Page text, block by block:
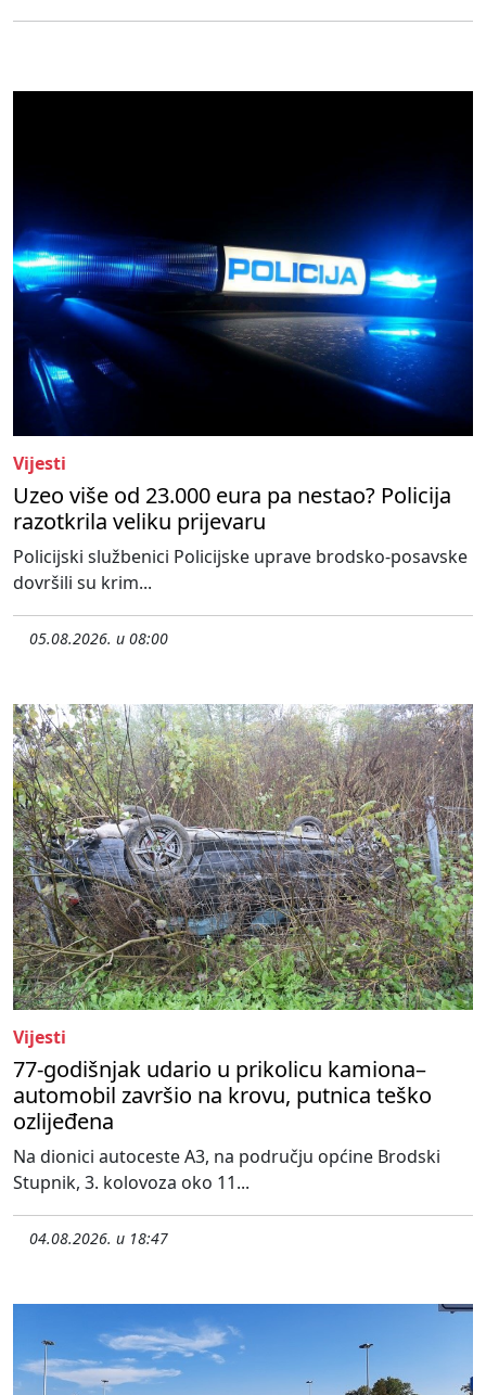
Vijesti
Uzeo više od 23.000 eura pa nestao? Policija
razotkrila veliku prijevaru
Policijski službenici Policijske uprave brodsko-posavske
dovršili su krim...
05.08.2026. u 08:00
Vijesti
77-godišnjak udario u prikolicu kamiona–
automobil završio na krovu, putnica teško
ozlijeđena
Na dionici autoceste A3, na području općine Brodski
Stupnik, 3. kolovoza oko 11...
04.08.2026. u 18:47